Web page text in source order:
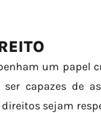
um papel
capazes de
sejam